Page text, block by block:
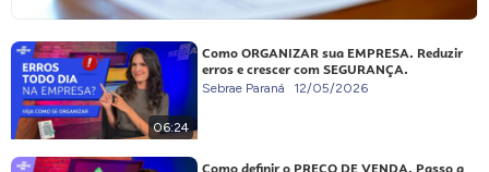
06:24
Como ORGANIZAR sua EMPRESA. Reduzir
erros e crescer com SEGURANÇA.
Sebrae Paraná 12/05/2026